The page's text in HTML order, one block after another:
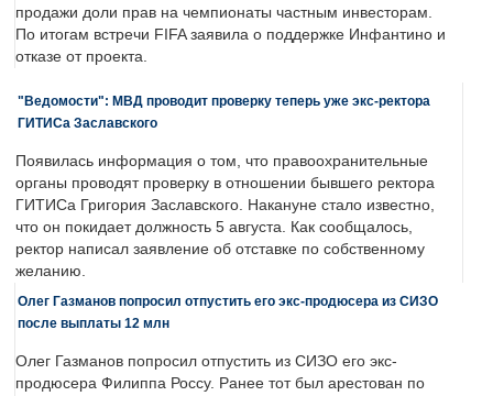
продажи доли прав на чемпионаты частным инвесторам.
По итогам встречи FIFA заявила о поддержке Инфантино и
отказе от проекта.
"Ведомости": МВД проводит проверку теперь уже экс-ректора
ГИТИСа Заславского
Появилась информация о том, что правоохранительные
органы проводят проверку в отношении бывшего ректора
ГИТИСа Григория Заславского. Накануне стало известно,
что он покидает должность 5 августа. Как сообщалось,
ректор написал заявление об отставке по собственному
желанию.
Олег Газманов попросил отпустить его экс-продюсера из СИЗО
после выплаты 12 млн
Олег Газманов попросил отпустить из СИЗО его экс-
продюсера Филиппа Россу. Ранее тот был арестован по